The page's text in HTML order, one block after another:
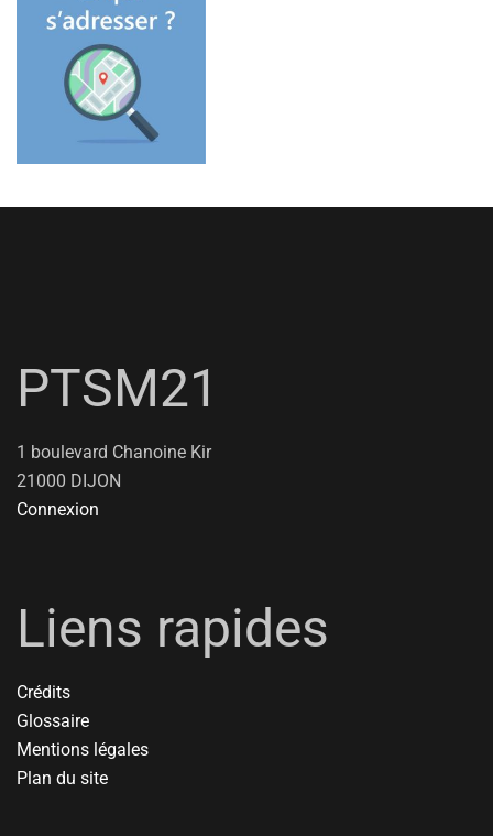
PTSM21
1 boulevard Chanoine Kir
21000 DIJON
Connexion
Liens rapides
Crédits
Glossaire
Mentions légales
Plan du site